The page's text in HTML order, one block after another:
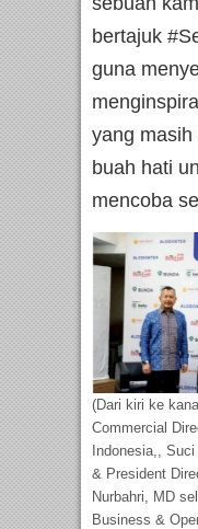
bertajuk
guna
yang masih
buah hati
mencoba
(Dari kiri ke
Commercial
Indonesia,,
& President
Nurbahri, MD
Business &